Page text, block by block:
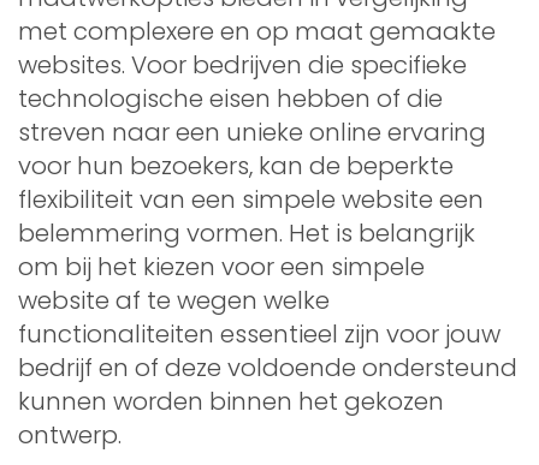
met complexere en op maat gemaakte
websites. Voor bedrijven die specifieke
technologische eisen hebben of die
streven naar een unieke online ervaring
voor hun bezoekers, kan de beperkte
flexibiliteit van een simpele website een
belemmering vormen. Het is belangrijk
om bij het kiezen voor een simpele
website af te wegen welke
functionaliteiten essentieel zijn voor jouw
bedrijf en of deze voldoende ondersteund
kunnen worden binnen het gekozen
ontwerp.